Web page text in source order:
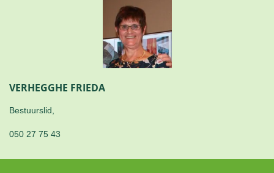
VERHEGGHE FRIEDA
Bestuurslid,
050 27 75 43